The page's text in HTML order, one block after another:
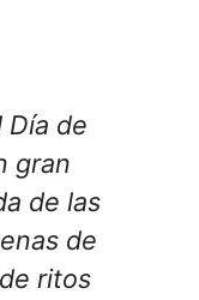
Día de
gran
de las
de
ritos